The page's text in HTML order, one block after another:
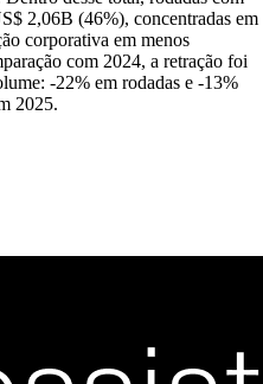
2,06B (46%), concentradas em
corporativa em menos
com 2024, a retração foi
-22% em rodadas e -13%
2025.